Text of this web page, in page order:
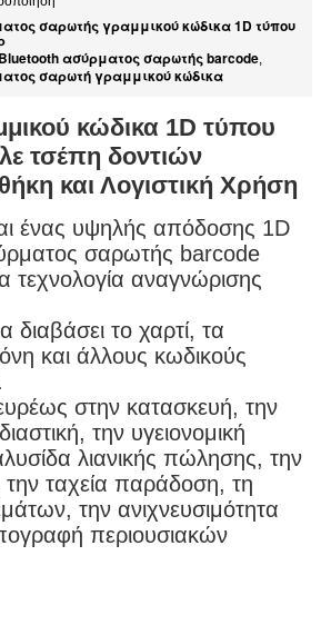
σαρωτής γραμμικού κώδικα 1D τύπου
ασύρματος σαρωτής barcode,
σαρωτή γραμμικού κώδικα
κώδικα 1D τύπου
τσέπη δοντιών
και Λογιστική Χρήση
ένας υψηλής απόδοσης 1D
σαρωτής barcode
τεχνολογία αναγνώρισης
διαβάσει το χαρτί, τα
και άλλους κωδικούς
στην κατασκευή, την
την υγειονομική
λιανικής πώλησης, την
ταχεία παράδοση, τη
την ανιχνευσιμότητα
περιουσιακών